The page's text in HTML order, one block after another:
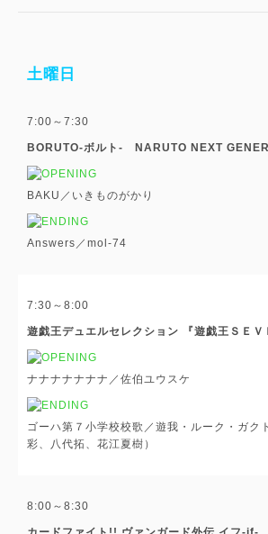
土曜日
7:00～7:30
BORUTO-ボルト- NARUTO NEXT
BAKU／いきものがかり
Answers／mol-74
7:30～8:00
遊戯王デュエルセレクション 『遊戯王ＳＥＶ
ナナナナナナナ／佐伯ユウスケ
ゴーハ第７小学校校歌／遊我・ルーク・ガク
彩、八代拓、花江夏樹）
8:00～8:30